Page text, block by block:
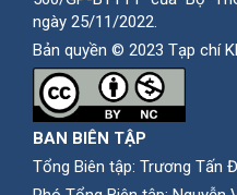
ngày 25/11/2022.
Bản quyền © 2023 Tạp chí
BAN BIÊN TẬP
Tổng Biên tập: Trương Tấn